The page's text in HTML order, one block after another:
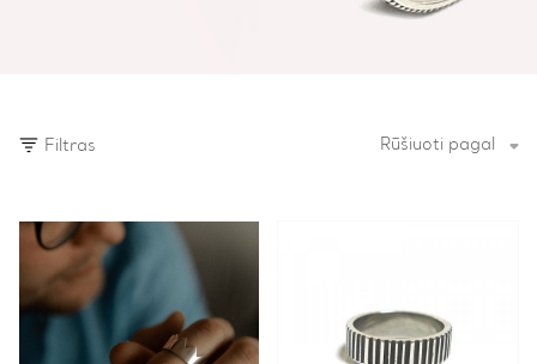
Filtras Rūšiuoti pagal